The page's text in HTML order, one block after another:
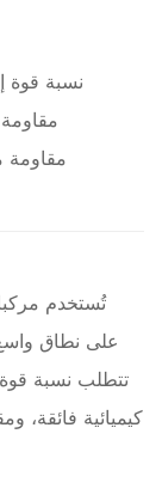
نسبة قوة
مقاومة
مقاومة
تُستخدم
تتطلب نسبة قوة
كيميائية فائقة،